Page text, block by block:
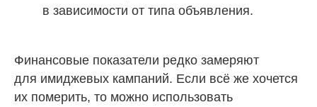
в зависимости от типа объявления.
Финансовые показатели редко замеряют
для имиджевых кампаний. Если всё же хочется
их померить, то можно использовать